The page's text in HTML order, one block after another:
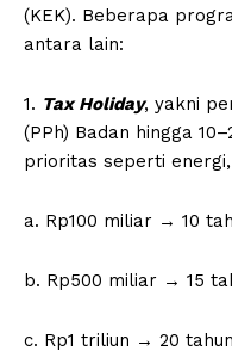
(KEK). Beberapa
antara lain:
1. Tax Holiday, yakni
(PPh) Badan hingga
prioritas seperti
a. Rp100 miliar → 10
b. Rp500 miliar → 15
c. Rp1 triliun → 20 tahun